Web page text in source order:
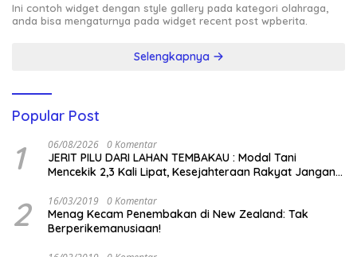
Ini contoh widget dengan style gallery pada kategori olahraga,
anda bisa mengaturnya pada widget recent post wpberita.
Selengkapnya
Popular Post
1 06/08/2026 0 Komentar
JERIT PILU DARI LAHAN TEMBAKAU ​: Modal Tani
Mencekik 2,3 Kali Lipat, Kesejahteraan Rakyat Jangan
2 16/03/2019 0 Komentar
Menag Kecam Penembakan di New Zealand: Tak
Berperikemanusiaan!